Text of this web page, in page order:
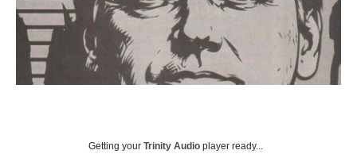
Getting your Trinity Audio player ready...